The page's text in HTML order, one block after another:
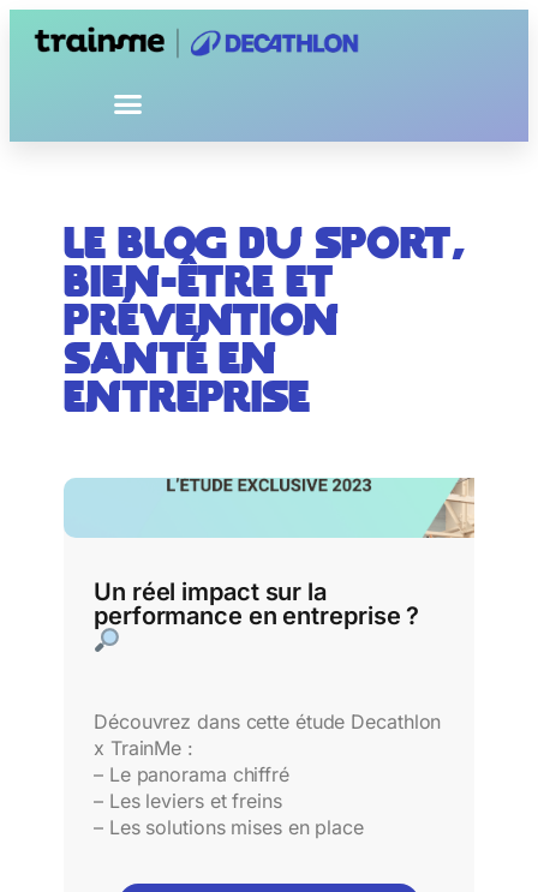
Le blog du sport,
bien-être et
prévention
santé en
entreprise​
Un réel impact sur la
performance en entreprise ?
Découvrez dans cette étude Decathlon
x TrainMe :
– Le panorama chiffré
– Les leviers et freins
– Les solutions mises en place